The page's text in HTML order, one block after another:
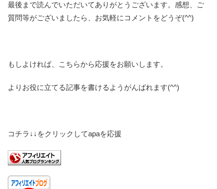
最後まで読んでいただいてありがとうございます。感想、ご
質問等がございましたら、お気軽にコメントをどうぞ(^^)
もしよければ、こちらから応援をお願いします。
よりお役に立てる記事を書けるようがんばれます(^^)
コチラ↓↓をクリックしてapaを応援